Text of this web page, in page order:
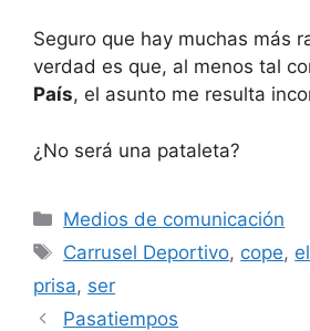
Seguro que hay muchas más
verdad es que, al menos tal
País, el asunto me resulta
¿No será una pataleta?
Categorías
Medios de comunicación
Etiquetas
Carrusel Deportivo, cope,
prisa, ser
Pasatiempos